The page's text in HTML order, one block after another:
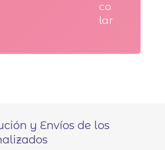
co
lar
y Envíos de los